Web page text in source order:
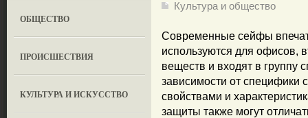
ОБЩЕСТВО
ПРОИСШЕСТВИЯ
КУЛЬТУРА И ИСКУССТВО
Культура и общество
Современные сейфы
используются для офисов,
веществ и входят в группу
зависимости от
свойствами и
защиты также могут